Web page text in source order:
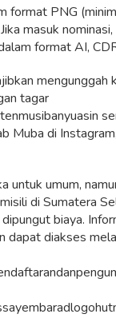
format PNG
masuk
format AI,
mengunggah
tagar
Muba di
untuk umum,
di Sumatera
biaya.
dapat diakses